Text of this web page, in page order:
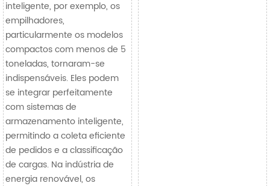
inteligente, por exemplo, os
empilhadores,
particularmente os modelos
compactos com menos de 5
toneladas, tornaram-se
indispensáveis. Eles podem
se integrar perfeitamente
com sistemas de
armazenamento inteligente,
permitindo a coleta eficiente
de pedidos e a classificação
de cargas. Na indústria de
energia renovável, os